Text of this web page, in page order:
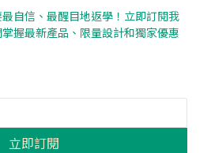
自信、最醒目地返學！立即訂閱我
握最新產品、限量設計和獨家優惠
立即訂閱